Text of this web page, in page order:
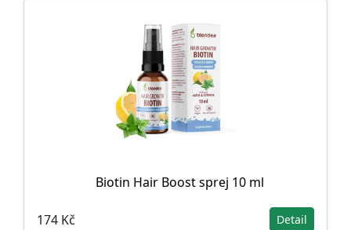
Biotin Hair Boost sprej 10 ml
174 Kč Detail